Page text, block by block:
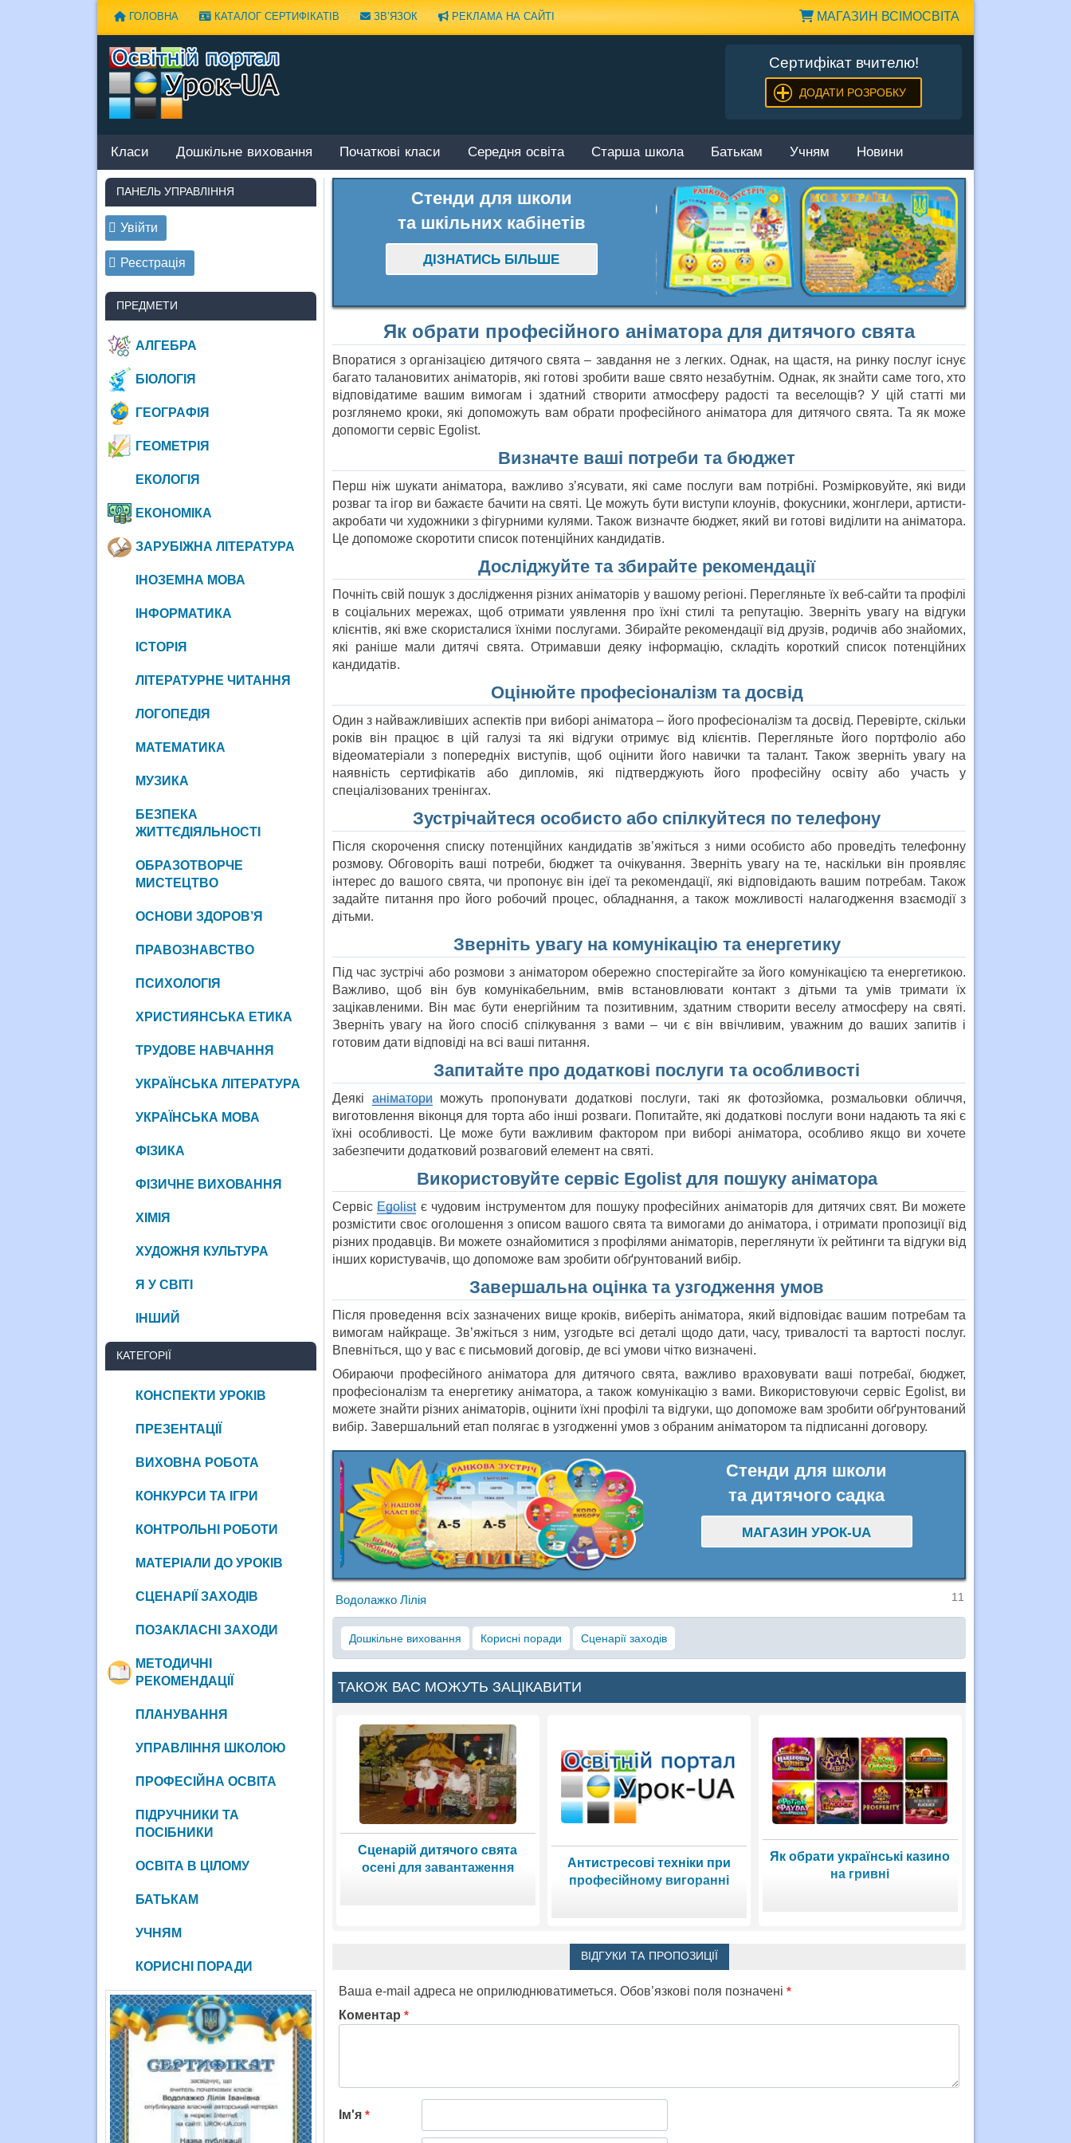
МАГАЗИН ВСІМОСВІТА
ГОЛОВНА КАТАЛОГ СЕРТИФІКАТІВ ЗВ’ЯЗОК РЕКЛАМА НА САЙТІ
Сертифікат вчителю!
ДОДАТИ РОЗРОБКУ
Класи Дошкільне виховання Початкові класи Середня освіта Старша школа Батькам Учням Новини
Стенди для школи
та шкільних кабінетів
ДІЗНАТИСЬ БІЛЬШЕ
Як обрати професійного аніматора для дитячого свята
Впоратися з організацією дитячого свята – завдання не з легких. Однак, на щастя, на ринку послуг існує
багато талановитих аніматорів, які готові зробити ваше свято незабутнім. Однак, як знайти саме того, хто
відповідатиме вашим вимогам і здатний створити атмосферу радості та веселощів? У цій статті ми
розглянемо кроки, які допоможуть вам обрати професійного аніматора для дитячого свята. Та як може
допомогти сервіс Egolist.
Визначте ваші потреби та бюджет
Перш ніж шукати аніматора, важливо з’ясувати, які саме послуги вам потрібні. Розмірковуйте, які види
розваг та ігор ви бажаєте бачити на святі. Це можуть бути виступи клоунів, фокусники, жонглери, артисти-
акробати чи художники з фігурними кулями. Також визначте бюджет, який ви готові виділити на аніматора.
Це допоможе скоротити список потенційних кандидатів.
Досліджуйте та збирайте рекомендації
Почніть свій пошук з дослідження різних аніматорів у вашому регіоні. Перегляньте їх веб-сайти та профілі
в соціальних мережах, щоб отримати уявлення про їхні стилі та репутацію. Зверніть увагу на відгуки
клієнтів, які вже скористалися їхніми послугами. Збирайте рекомендації від друзів, родичів або знайомих,
які раніше мали дитячі свята. Отримавши деяку інформацію, складіть короткий список потенційних
кандидатів.
Оцінюйте професіоналізм та досвід
Один з найважливіших аспектів при виборі аніматора – його професіоналізм та досвід. Перевірте, скільки
років він працює в цій галузі та які відгуки отримує від клієнтів. Перегляньте його портфоліо або
відеоматеріали з попередніх виступів, щоб оцінити його навички та талант. Також зверніть увагу на
наявність сертифікатів або дипломів, які підтверджують його професійну освіту або участь у
спеціалізованих тренінгах.
Зустрічайтеся особисто або спілкуйтеся по телефону
Після скорочення списку потенційних кандидатів зв’яжіться з ними особисто або проведіть телефонну
розмову. Обговоріть ваші потреби, бюджет та очікування. Зверніть увагу на те, наскільки він проявляє
інтерес до вашого свята, чи пропонує він ідеї та рекомендації, які відповідають вашим потребам. Також
задайте питання про його робочий процес, обладнання, а також можливості налагодження взаємодії з
дітьми.
Зверніть увагу на комунікацію та енергетику
Під час зустрічі або розмови з аніматором обережно спостерігайте за його комунікацією та енергетикою.
Важливо, щоб він був комунікабельним, вмів встановлювати контакт з дітьми та умів тримати їх
зацікавленими. Він має бути енергійним та позитивним, здатним створити веселу атмосферу на святі.
Зверніть увагу на його спосіб спілкування з вами – чи є він ввічливим, уважним до ваших запитів і
готовим дати відповіді на всі ваші питання.
Запитайте про додаткові послуги та особливості
Деякі аніматориможуть пропонувати додаткові послуги, такі як фотозйомка, розмальовки обличчя,
виготовлення віконця для торта або інші розваги. Попитайте, які додаткові послуги вони надають та які є
їхні особливості. Це може бути важливим фактором при виборі аніматора, особливо якщо ви хочете
забезпечити додатковий розваговий елемент на святі.
Використовуйте сервіс Egolist для пошуку аніматора
СервісEgolistє чудовим інструментом для пошуку професійних аніматорів для дитячих свят. Ви можете
розмістити своє оголошення з описом вашого свята та вимогами до аніматора, і отримати пропозиції від
різних продавців. Ви можете ознайомитися з профілями аніматорів, переглянути їх рейтинги та відгуки від
інших користувачів, що допоможе вам зробити обґрунтований вибір.
Завершальна оцінка та узгодження умов
Після проведення всіх зазначених вище кроків, виберіть аніматора, який відповідає вашим потребам та
вимогам найкраще. Зв’яжіться з ним, узгодьте всі деталі щодо дати, часу, тривалості та вартості послуг.
Впевніться, що у вас є письмовий договір, де всі умови чітко визначені.
Обираючи професійного аніматора для дитячого свята, важливо враховувати ваші потребаї, бюджет,
професіоналізм та енергетику аніматора, а також комунікацію з вами. Використовуючи сервіс Egolist, ви
можете знайти різних аніматорів, оцінити їхні профілі та відгуки, що допоможе вам зробити обґрунтований
вибір. Завершальний етап полягає в узгодженні умов з обраним аніматором та підписанні договору.
Стенди для школи
та дитячого садка
МАГАЗИН УРОК-UA
Водолажко Лілія 11
Дошкільне виховання Корисні поради Сценарії заходів
ТАКОЖ ВАС МОЖУТЬ ЗАЦІКАВИТИ
Сценарій дитячого свята
осені для завантаження
Антистресові техніки при
професійному вигоранні
Як обрати українські казино
на гривні
ВІДГУКИ ТА ПРОПОЗИЦІЇ
Ваша e-mail адреса не оприлюднюватиметься. Обов’язкові поля позначені *
Коментар *
Ім'я *
ПАНЕЛЬ УПРАВЛІННЯ
Увійти
Реєстрація
ПРЕДМЕТИ
АЛГЕБРА
БІОЛОГІЯ
ГЕОГРАФІЯ
ГЕОМЕТРІЯ
ЕКОЛОГІЯ
ЕКОНОМІКА
ЗАРУБІЖНА ЛІТЕРАТУРА
ІНОЗЕМНА МОВА
ІНФОРМАТИКА
ІСТОРІЯ
ЛІТЕРАТУРНЕ ЧИТАННЯ
ЛОГОПЕДІЯ
МАТЕМАТИКА
МУЗИКА
БЕЗПЕКА
ЖИТТЄДІЯЛЬНОСТІ
ОБРАЗОТВОРЧЕ
МИСТЕЦТВО
ОСНОВИ ЗДОРОВ’Я
ПРАВОЗНАВСТВО
ПСИХОЛОГІЯ
ХРИСТИЯНСЬКА ЕТИКА
ТРУДОВЕ НАВЧАННЯ
УКРАЇНСЬКА ЛІТЕРАТУРА
УКРАЇНСЬКА МОВА
ФІЗИКА
ФІЗИЧНЕ ВИХОВАННЯ
ХІМІЯ
ХУДОЖНЯ КУЛЬТУРА
Я У СВІТІ
ІНШИЙ
КАТЕГОРІЇ
КОНСПЕКТИ УРОКІВ
ПРЕЗЕНТАЦІЇ
ВИХОВНА РОБОТА
КОНКУРСИ ТА ІГРИ
КОНТРОЛЬНІ РОБОТИ
МАТЕРІАЛИ ДО УРОКІВ
СЦЕНАРІЇ ЗАХОДІВ
ПОЗАКЛАСНІ ЗАХОДИ
МЕТОДИЧНІ
РЕКОМЕНДАЦІЇ
ПЛАНУВАННЯ
УПРАВЛІННЯ ШКОЛОЮ
ПРОФЕСІЙНА ОСВІТА
ПІДРУЧНИКИ ТА
ПОСІБНИКИ
ОСВІТА В ЦІЛОМУ
БАТЬКАМ
УЧНЯМ
КОРИСНІ ПОРАДИ